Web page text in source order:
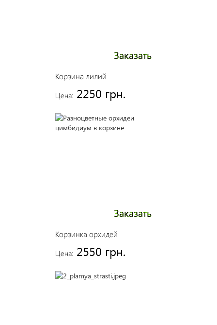
Корзина лилий
Цена: 2250 грн.
Заказать
Корзинка орхидей
Цена: 2550 грн.
Заказать